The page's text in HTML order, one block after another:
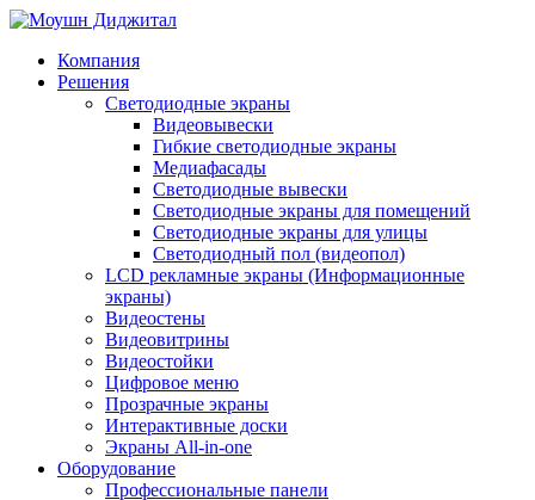
Компания
Решения
Светодиодные экраны
Видеовывески
Гибкие светодиодные экраны
Медиафасады
Светодиодные вывески
Светодиодные экраны для помещений
Светодиодные экраны для улицы
Светодиодный пол (видеопол)
LCD рекламные экраны (Информационные
экраны)
Видеостены
Видеовитрины
Видеостойки
Цифровое меню
Прозрачные экраны
Интерактивные доски
Экраны All-in-one
Оборудование
Профессиональные панели